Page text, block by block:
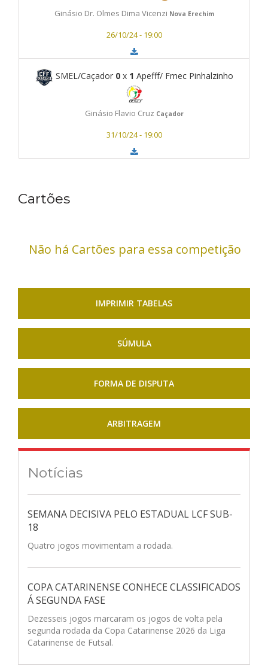
Ginásio Dr. Olmes Dima Vicenzi Nova Erechim
26/10/24 - 19:00
SMEL/Caçador 0x 1 Apeff/ Fmec Pinhalzinho
Ginásio Flavio Cruz Caçador
31/10/24 - 19:00
Cartões
Não há Cartões para essa competição
IMPRIMIR TABELAS
SÚMULA
FORMA DE DISPUTA
ARBITRAGEM
Notícias
SEMANA DECISIVA PELO ESTADUAL LCF SUB-
18
Quatro jogos movimentam a rodada.
COPA CATARINENSE CONHECE CLASSIFICADOS
Á SEGUNDA FASE
Dezesseis jogos marcaram os jogos de volta pela
segunda rodada da Copa Catarinense 2026 da Liga
Catarinense de Futsal.